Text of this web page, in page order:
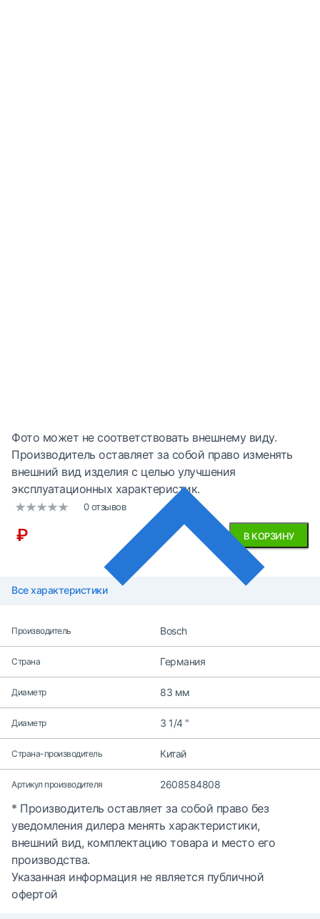
Фото может не соответствовать внешнему виду.
Производитель оставляет за собой право изменять
внешний вид изделия с целью улучшения
эксплуатационных характеристик.
0 отзывов
₽ В КОРЗИНУ
Все характеристики
Производитель Bosch
Страна Германия
Диаметр 83 мм
Диаметр 3 1/4 "
Страна-производитель Китай
Артикул производителя 2608584808
* Производитель оставляет за собой право без
уведомления дилера менять характеристики,
внешний вид, комплектацию товара и место его
производства.
Указанная информация не является публичной
офертой